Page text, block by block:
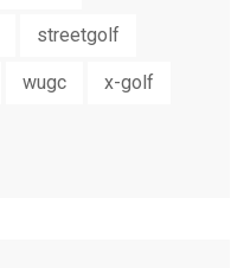
streetgolf
wugc x-golf